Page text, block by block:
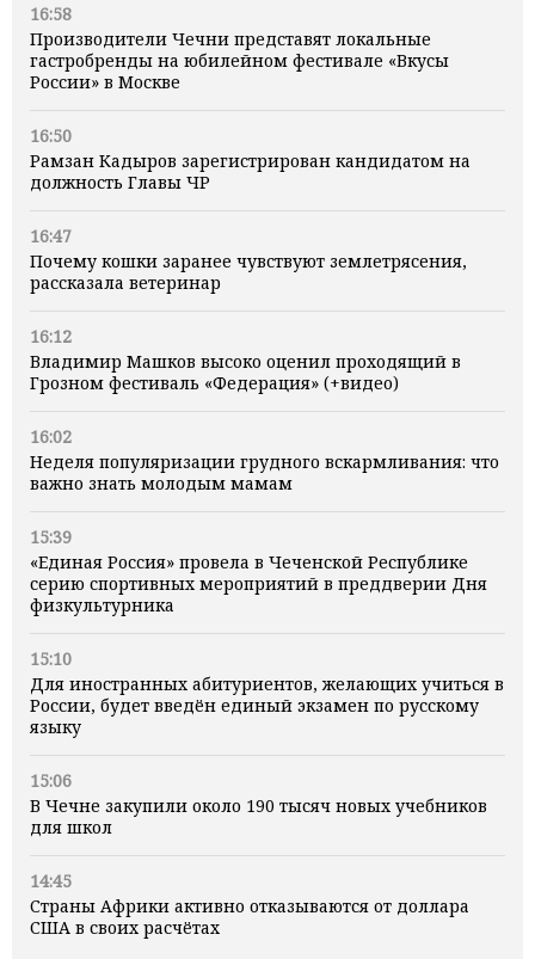
16:58
Производители Чечни представят локальные
гастробренды на юбилейном фестивале «Вкусы
России» в Москве
16:50
Рамзан Кадыров зарегистрирован кандидатом на
должность Главы ЧР
16:47
Почему кошки заранее чувствуют землетрясения,
рассказала ветеринар
16:12
Владимир Машков высоко оценил проходящий в
Грозном фестиваль «Федерация» (+видео)
16:02
Неделя популяризации грудного вскармливания: что
важно знать молодым мамам
15:39
«Единая Россия» провела в Чеченской Республике
серию спортивных мероприятий в преддверии Дня
физкультурника
15:10
Для иностранных абитуриентов, желающих учиться в
России, будет введён единый экзамен по русскому
языку
15:06
В Чечне закупили около 190 тысяч новых учебников
для школ
14:45
Страны Африки активно отказываются от доллара
США в своих расчётах